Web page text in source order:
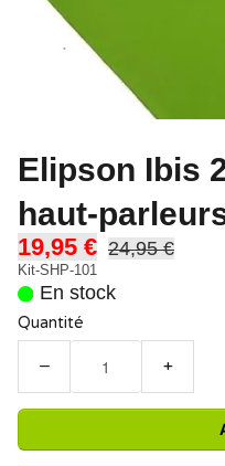
Elipson Ibis
haut-
19,95 € 24,95 €
Kit-SHP-101
En stock
Quantité
− +